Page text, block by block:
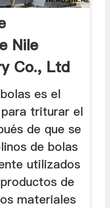
Nile
Co., Ltd
es el
triturar el
de que se
de bolas
utilizados
de
materiales